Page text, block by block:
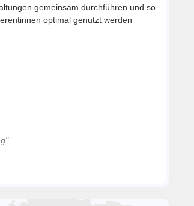
gemeinsam durchführen und so
optimal genutzt werden